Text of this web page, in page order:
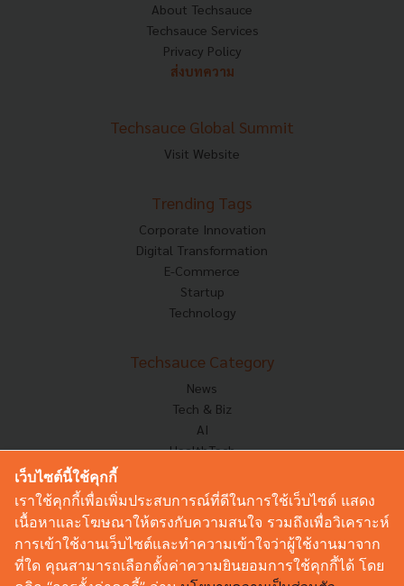
About Techsauce
Techsauce Services
Privacy Policy
ส่งบทความ
Techsauce Global Summit
Visit Website
Trending Tags
Corporate Innovation
Digital Transformation
E-Commerce
Startup
Technology
Techsauce Category
News
Tech & Biz
AI
HealthTech
Corp Innov
Saucy Thoughts
Based On
Sustainable
Videos
เว็บไซต์นี้ใช้คุกกี้
เราใช้คุกกี้เพื่อเพิ่มประสบการณ์ที่ดีในการใช้เว็บไซต์ แสดง
เนื้อหาและโฆษณาให้ตรงกับความสนใจ รวมถึงเพื่อวิเคราะห์
การเข้าใช้งานเว็บไซต์และทำความเข้าใจว่าผู้ใช้งานมาจาก
ที่ใด คุณสามารถเลือกตั้งค่าความยินยอมการใช้คุกกี้ได้ โดย